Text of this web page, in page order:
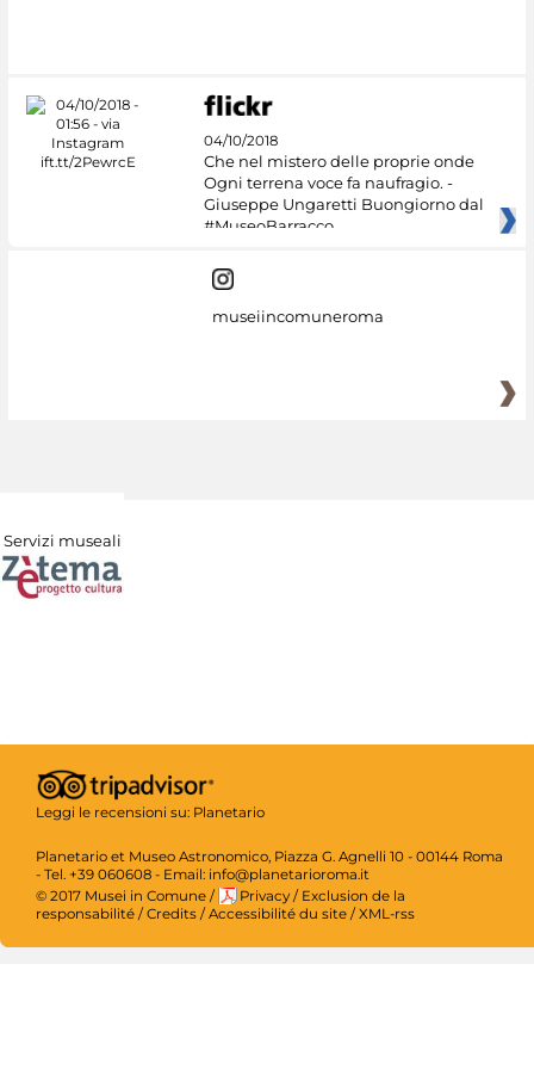
04/10/2018
Che nel mistero delle proprie onde
Ogni terrena voce fa naufragio. -
Giuseppe Ungaretti Buongiorno dal
#MuseoBarracco
museiincomuneroma
Servizi museali
Leggi le recensioni su: Planetario
Planetario et Museo Astronomico, Piazza G. Agnelli 10 - 00144 Roma
- Tel. +39 060608 - Email: info@planetarioroma.it
© 2017 Musei in Comune / Privacy / Exclusion de la
responsabilité /Credits /Accessibilité du site /XML-rss